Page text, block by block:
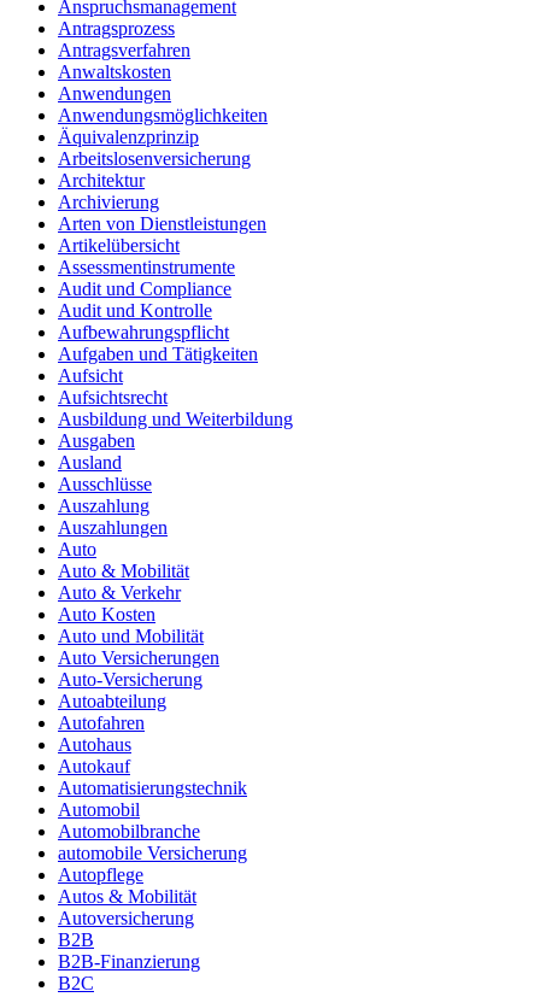
Anspruchsmanagement
Antragsprozess
Antragsverfahren
Anwaltskosten
Anwendungen
Anwendungsmöglichkeiten
Äquivalenzprinzip
Arbeitslosenversicherung
Architektur
Archivierung
Arten von Dienstleistungen
Artikelübersicht
Assessmentinstrumente
Audit und Compliance
Audit und Kontrolle
Aufbewahrungspflicht
Aufgaben und Tätigkeiten
Aufsicht
Aufsichtsrecht
Ausbildung und Weiterbildung
Ausgaben
Ausland
Ausschlüsse
Auszahlung
Auszahlungen
Auto
Auto & Mobilität
Auto & Verkehr
Auto Kosten
Auto und Mobilität
Auto Versicherungen
Auto-Versicherung
Autoabteilung
Autofahren
Autohaus
Autokauf
Automatisierungstechnik
Automobil
Automobilbranche
automobile Versicherung
Autopflege
Autos & Mobilität
Autoversicherung
B2B
B2B-Finanzierung
B2C